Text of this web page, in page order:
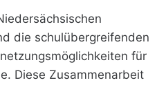
die schulübergreifenden
für
Diese Zusammenarbeit